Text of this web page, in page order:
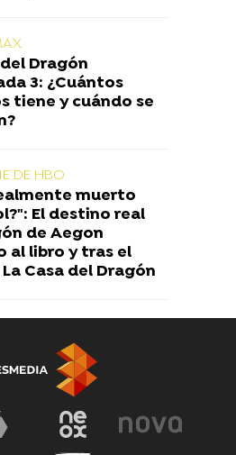
Dragón
3: ¿Cuántos
tiene y cuándo se
DE HBO
muerto
El destino real
de Aegon
al libro y tras el
Casa del Dragón